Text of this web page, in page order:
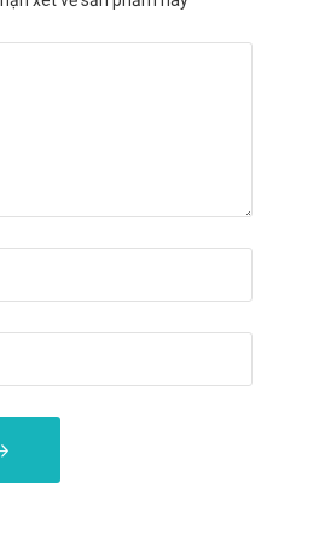
khảo ý kiến của bác sĩ.
CO - Mỹ..
tự